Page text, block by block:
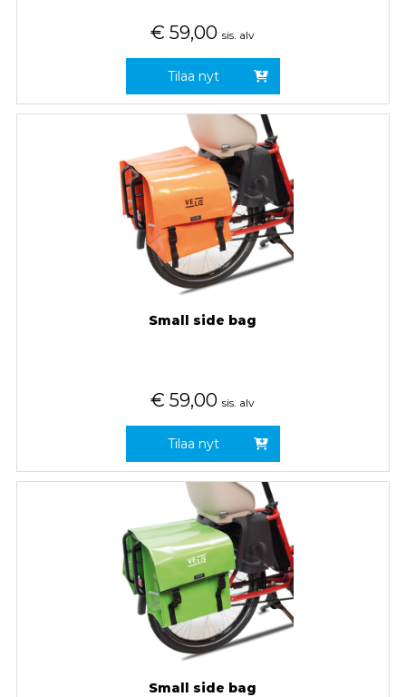
€ 59,00 sis. alv
Tilaa nyt
Small side bag
€ 59,00 sis. alv
Tilaa nyt
Small side bag